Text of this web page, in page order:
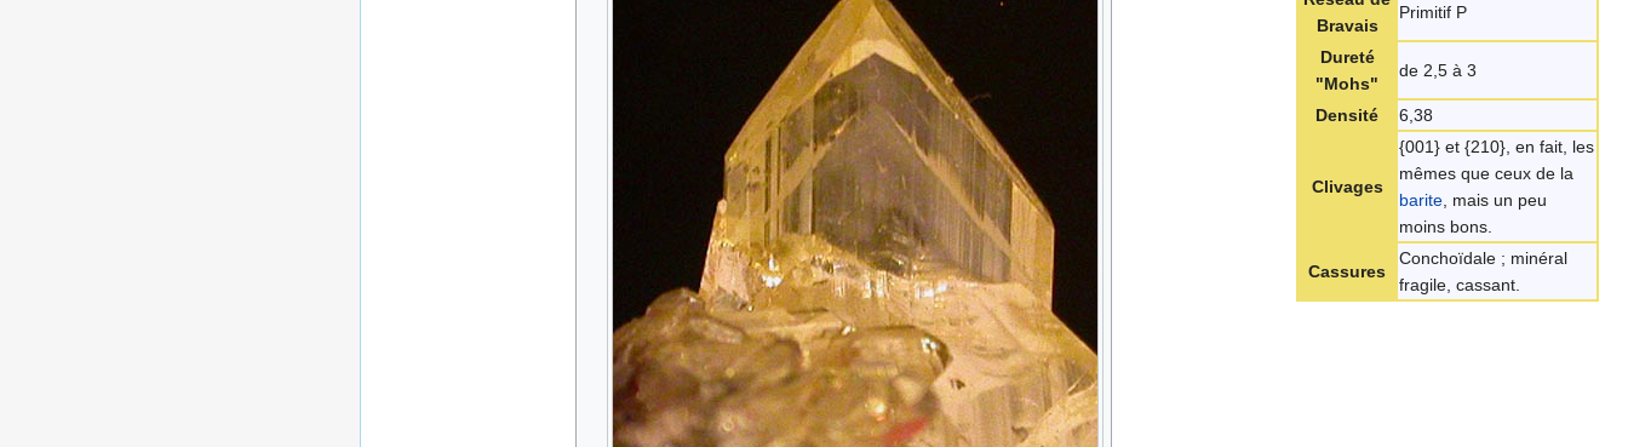
Bravais
Primitif P
Dureté
"Mohs"
de 2,5 à 3
Densité 6,38
Clivages
{001} et {210}, en fait, les
mêmes que ceux de la
barite, mais un peu
moins bons.
Cassures
Conchoïdale ; minéral
fragile, cassant.